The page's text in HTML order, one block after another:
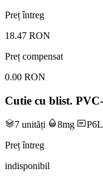
Preț întreg
18.47 RON
Preț compensat
0.00 RON
Cutie cu blist.
7 unități 8mg P6L
Preț întreg
indisponibil